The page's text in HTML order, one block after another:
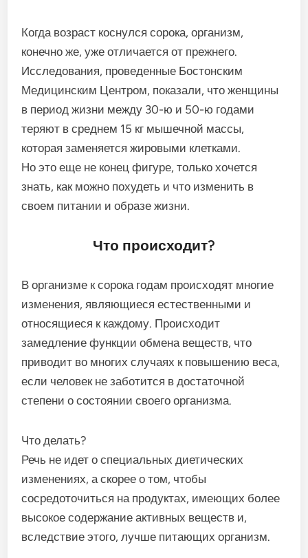
Когда возраст коснулся сорока, организм,
конечно же, уже отличается от прежнего.
Исследования, проведенные Бостонским
Медицинским Центром, показали, что женщины
в период жизни между 30-ю и 50-ю годами
теряют в среднем 15 кг мышечной массы,
которая заменяется жировыми клетками.
Но это еще не конец фигуре, только хочется
знать, как можно похудеть и что изменить в
своем питании и образе жизни.
Что происходит?
В организме к сорока годам происходят многие
изменения, являющиеся естественными и
относящиеся к каждому. Происходит
замедление функции обмена веществ, что
приводит во многих случаях к повышению веса,
если человек не заботится в достаточной
степени о состоянии своего организма.
Что делать?
Речь не идет о специальных диетических
изменениях, а скорее о том, чтобы
сосредоточиться на продуктах, имеющих более
высокое содержание активных веществ и,
вследствие этого, лучше питающих организм.